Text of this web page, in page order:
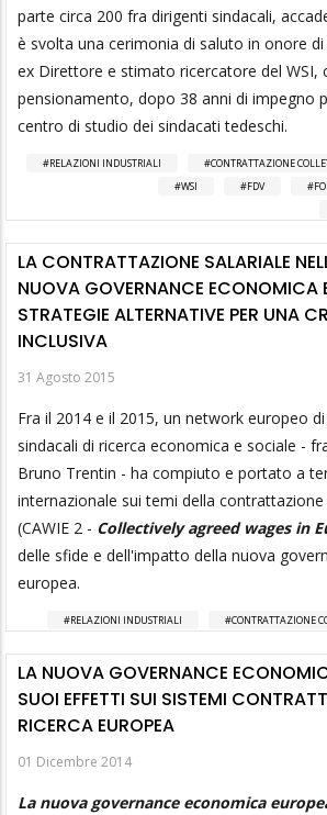
parte circa 200 fra dirigenti sindacali,
è svolta una cerimonia di saluto in onore di
ex Direttore e stimato ricercatore del WSI,
pensionamento, dopo 38 anni di impegno
centro di studio dei sindacati tedeschi.
RELAZIONI INDUSTRIALI CONTRATTAZIONE
WSI
FDV
LA CONTRATTAZIONE SALARIALE
NUOVA GOVERNANCE ECONOMICA
STRATEGIE ALTERNATIVE PER UNA
INCLUSIVA
31 Agosto 2015
Fra il 2014 e il 2015, un network europeo
sindacali di ricerca economica e sociale -
Bruno Trentin - ha compiuto e portato a
internazionale sui temi della contrattazione
(CAWIE 2 - Collectively agreed wages in
delle sfide e dell'impatto della nuova
europea.
RELAZIONI INDUSTRIALI CONTRATTAZIONE
LA NUOVA GOVERNANCE
SUOI EFFETTI SUI SISTEMI
RICERCA EUROPEA
01 Dicembre 2014
La nuova governance economica